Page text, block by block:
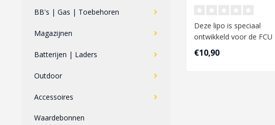
BB's | Gas | Toebehoren
Magazijnen
Batterijen | Laders
Outdoor
Accessoires
Waardebonnen
Deze lipo is speciaal
ontwikkeld voor de FCU
van je Polarstar HPA unit.
€10,90